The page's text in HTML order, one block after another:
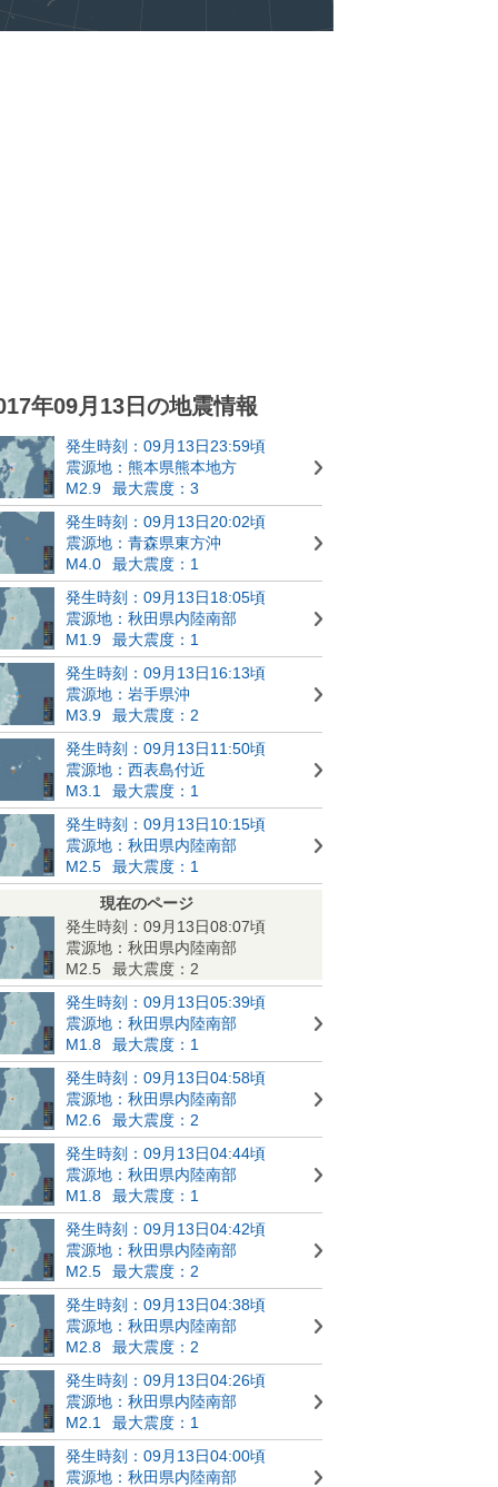
年09月13日の地震情報
発生時刻：09月13日23:59頃
震源地：熊本県熊本地方
M2.9
最大震度：3
発生時刻：09月13日20:02頃
震源地：青森県東方沖
M4.0
最大震度：1
発生時刻：09月13日18:05頃
震源地：秋田県内陸南部
M1.9
最大震度：1
発生時刻：09月13日16:13頃
震源地：岩手県沖
M3.9
最大震度：2
発生時刻：09月13日11:50頃
震源地：西表島付近
M3.1
最大震度：1
発生時刻：09月13日10:15頃
震源地：秋田県内陸南部
M2.5
最大震度：1
現在のページ
発生時刻：09月13日08:07頃
震源地：秋田県内陸南部
M2.5
最大震度：2
発生時刻：09月13日05:39頃
震源地：秋田県内陸南部
M1.8
最大震度：1
発生時刻：09月13日04:58頃
震源地：秋田県内陸南部
M2.6
最大震度：2
発生時刻：09月13日04:44頃
震源地：秋田県内陸南部
M1.8
最大震度：1
発生時刻：09月13日04:42頃
震源地：秋田県内陸南部
M2.5
最大震度：2
発生時刻：09月13日04:38頃
震源地：秋田県内陸南部
M2.8
最大震度：2
発生時刻：09月13日04:26頃
震源地：秋田県内陸南部
M2.1
最大震度：1
発生時刻：09月13日04:00頃
震源地：秋田県内陸南部